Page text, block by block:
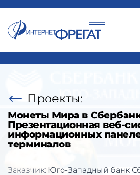
Проекты:
Монеты Мира в
Презентационная веб-
информационных
терминалов
Заказчик: Юго-Западный банк